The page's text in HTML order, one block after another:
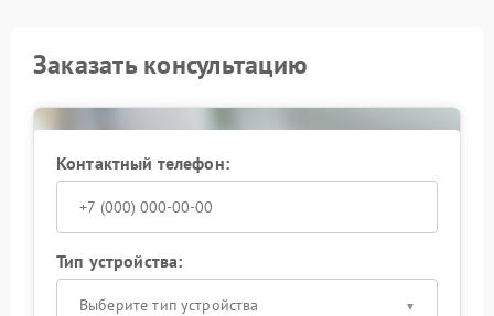
Заказать консультацию
Контактный телефон:
Тип устройства:
Выберите тип устройства